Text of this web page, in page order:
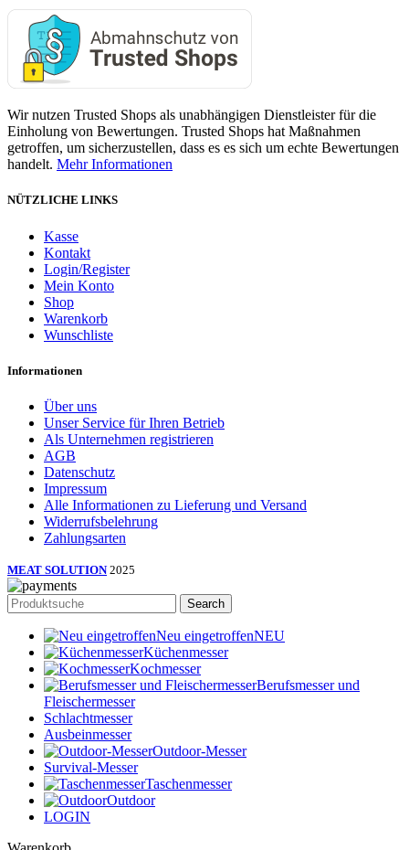
Wir nutzen Trusted Shops als unabhängigen Dienstleister für die
Einholung von Bewertungen. Trusted Shops hat Maßnahmen
getroffen, um sicherzustellen, dass es es sich um echte Bewertungen
handelt. Mehr Informationen
NÜTZLICHE LINKS
Kasse
Kontakt
Login/Register
Mein Konto
Shop
Warenkorb
Wunschliste
Informationen
Über uns
Unser Service für Ihren Betrieb
Als Unternehmen registrieren
AGB
Datenschutz
Impressum
Alle Informationen zu Lieferung und Versand
Widerrufsbelehrung
Zahlungsarten
MEAT SOLUTION 2025
Search
Neu eingetroffenNEU
Küchenmesser
Kochmesser
Berufsmesser und
Fleischermesser
Schlachtmesser
Ausbeinmesser
Outdoor-Messer
Survival-Messer
Taschenmesser
Outdoor
LOGIN